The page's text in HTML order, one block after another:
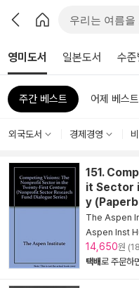
영미도서 일본도서 수
주간 베스트 어제 베스트
외국도서 경제경영
151.
it Sector
y
The Aspen
Aspen Inst
14,650원
택배로 주문하